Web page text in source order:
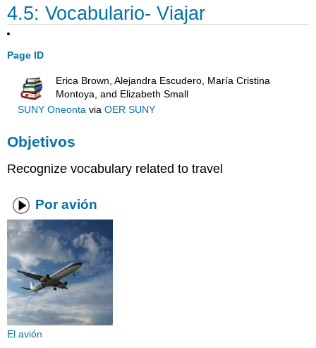
4.5: Vocabulario- Viajar
Page ID
Erica Brown, Alejandra Escudero, María Cristina
Montoya, and Elizabeth Small
SUNY Oneontavia OER SUNY
Objetivos
Recognize vocabulary related to travel
Por avión
El avión